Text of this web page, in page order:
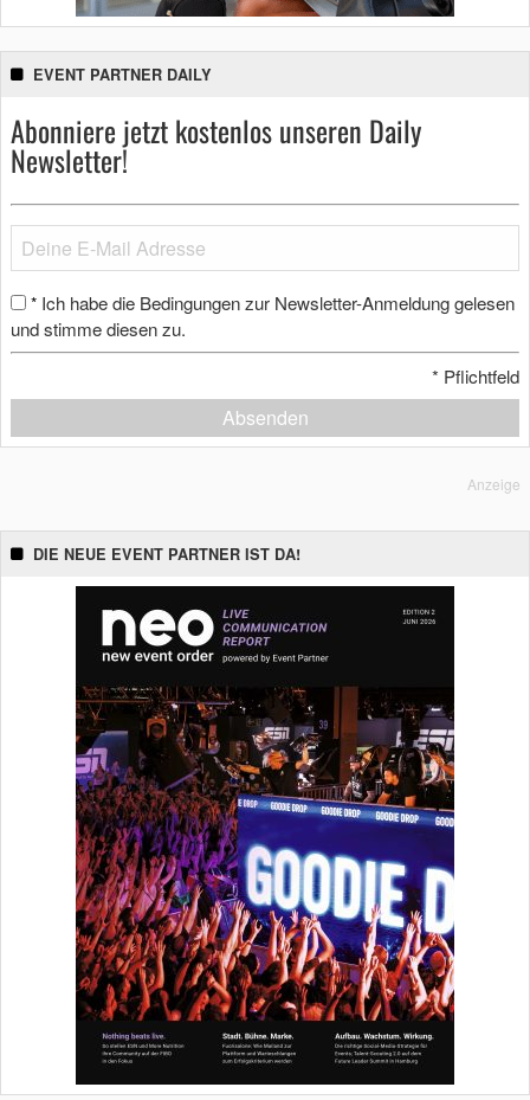
EVENT PARTNER DAILY
Abonniere jetzt kostenlos unseren Daily
Newsletter!
* Ich habe die Bedingungen zur Newsletter-Anmeldung gelesen
und stimme diesen zu.
* Pflichtfeld
Absenden
Anzeige
DIE NEUE EVENT PARTNER IST DA!